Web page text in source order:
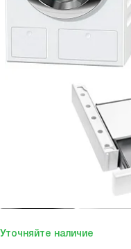
Уточняйте наличие